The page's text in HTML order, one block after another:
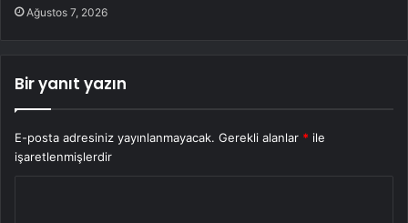
Ağustos 7, 2026
Bir yanıt yazın
E-posta adresiniz yayınlanmayacak. Gerekli alanlar * ile
işaretlenmişlerdir